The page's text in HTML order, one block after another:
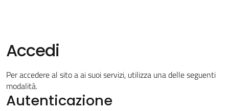
Medaglia
d'argento
Militare
Accedi
Per accedere al sito a ai suoi servizi, utilizza una delle seguenti
modalità.
Autenticazione